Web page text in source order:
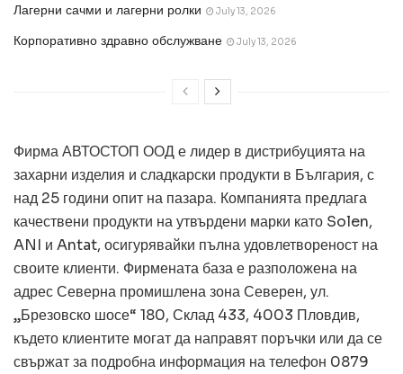
Лагерни сачми и лагерни ролки July 13, 2026
Корпоративно здравно обслужване July 13, 2026
Фирма АВТОСТОП ООД е лидер в дистрибуцията на
захарни изделия и сладкарски продукти в България, с
над 25 години опит на пазара. Компанията предлага
качествени продукти на утвърдени марки като Solen,
ANI и Antat, осигурявайки пълна удовлетвореност на
своите клиенти. Фирмената база е разположена на
адрес Северна промишлена зона Северен, ул.
„Брезовско шосе“ 180, Склад 433, 4003 Пловдив,
където клиентите могат да направят поръчки или да се
свържат за подробна информация на телефон 0879